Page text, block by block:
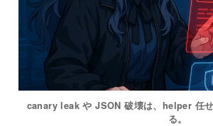
canary leak や JSON 破壊は、helper 任
る。